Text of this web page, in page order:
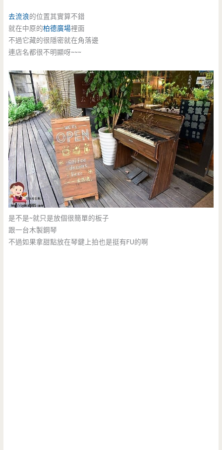
去流浪的位置其實算不錯
就在中原的柏德廣場裡面
不過它藏的很隱密就在角落邊
連店名都很不明顯呀~~~
是不是~就只是放個很簡單的板子
跟一台木製鋼琴
不過如果拿甜點放在琴鍵上拍也是挺有FU的啊